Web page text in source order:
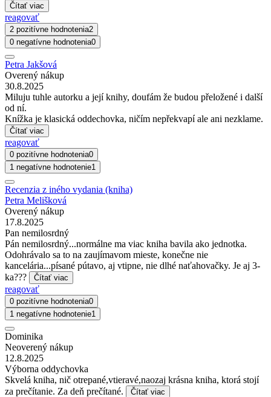
Čítať viac
reagovať
2 pozitívne hodnotenia2
0 negatívne hodnotenia0
Petra Jakšová
Overený nákup
30.8.2025
Miluju tuhle autorku a její knihy, doufám že budou přeložené i další
od ní.
Knížka je klasická oddechovka, ničím nepřekvapí ale ani nezklame.
Čítať viac
reagovať
0 pozitívne hodnotenia0
1 negatívne hodnotenie1
Recenzia z iného vydania (kniha)
Petra Melišková
Overený nákup
17.8.2025
Pan nemilosrdný
Pán nemilosrdný...normálne ma viac kniha bavila ako jednotka.
Odohrávalo sa to na zaujímavom mieste, konečne nie
kancelária...písané pútavo, aj vtipne, nie dlhé naťahovačky. Je aj 3-
ka???
Čítať viac
reagovať
0 pozitívne hodnotenia0
1 negatívne hodnotenie1
Dominika
Neoverený nákup
12.8.2025
Výborna oddychovka
Skvelá kniha, nič otrepané,vtieravé,naozaj krásna kniha, ktorá stojí
za prečítanie. Za deň prečítané.
Čítať viac